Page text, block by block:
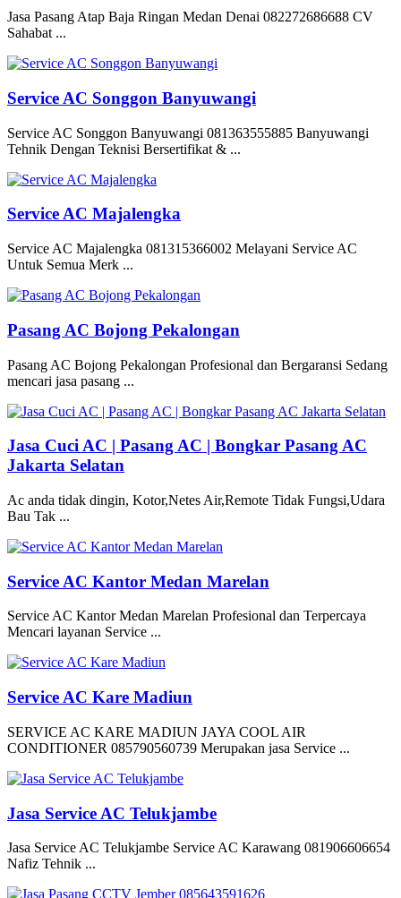
Jasa Pasang Atap Baja Ringan Medan Denai 082272686688 CV
Sahabat ...
Service AC Songgon Banyuwangi
Service AC Songgon Banyuwangi 081363555885 Banyuwangi
Tehnik Dengan Teknisi Bersertifikat & ...
Service AC Majalengka
Service AC Majalengka 081315366002 Melayani Service AC
Untuk Semua Merk ...
Pasang AC Bojong Pekalongan
Pasang AC Bojong Pekalongan Profesional dan Bergaransi Sedang
mencari jasa pasang ...
Jasa Cuci AC | Pasang AC | Bongkar Pasang AC
Jakarta Selatan
Ac anda tidak dingin, Kotor,Netes Air,Remote Tidak Fungsi,Udara
Bau Tak ...
Service AC Kantor Medan Marelan
Service AC Kantor Medan Marelan Profesional dan Terpercaya
Mencari layanan Service ...
Service AC Kare Madiun
SERVICE AC KARE MADIUN JAYA COOL AIR
CONDITIONER 085790560739 Merupakan jasa Service ...
Jasa Service AC Telukjambe
Jasa Service AC Telukjambe Service AC Karawang 081906606654
Nafiz Tehnik ...